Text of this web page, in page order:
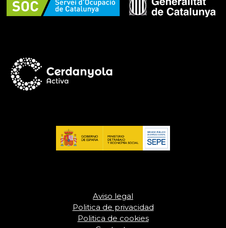
Aviso legal
Politica de privacidad
Politica de cookies